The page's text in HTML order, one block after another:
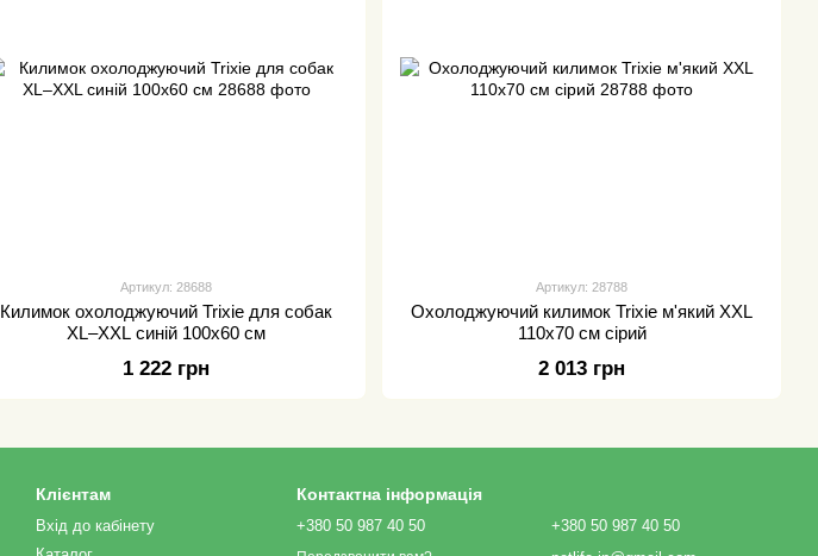
Артикул: 28688
Килимок охолоджуючий Trixie для собак
XL–XXL синій 100х60 см
1 222 грн
Артикул: 28788
Охолоджуючий килимок Trixie м'який XXL
110х70 см сірий
2 013 грн
Клієнтам
Вхід до кабінету
Контактна інформація
+380 50 987 40 50
+380 50 987 40 50